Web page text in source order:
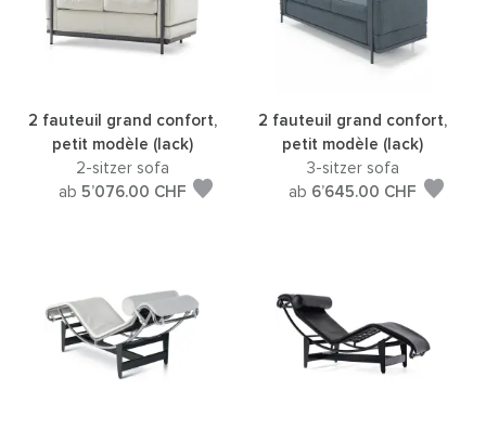
2 fauteuil grand confort,
petit modèle (lack)
2-sitzer sofa
ab 5’076.00 CHF
2 fauteuil grand confort,
petit modèle (lack)
3-sitzer sofa
ab 6’645.00 CHF